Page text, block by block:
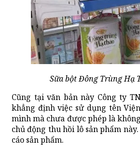
Sữa bột Đông Trùng Hạ
Cũng tại văn bản này Công ty
khẳng định việc sử dụng tên
mình mà chưa được phép là
chủ động thu hồi lô sản phẩm
cáo sản phẩm.